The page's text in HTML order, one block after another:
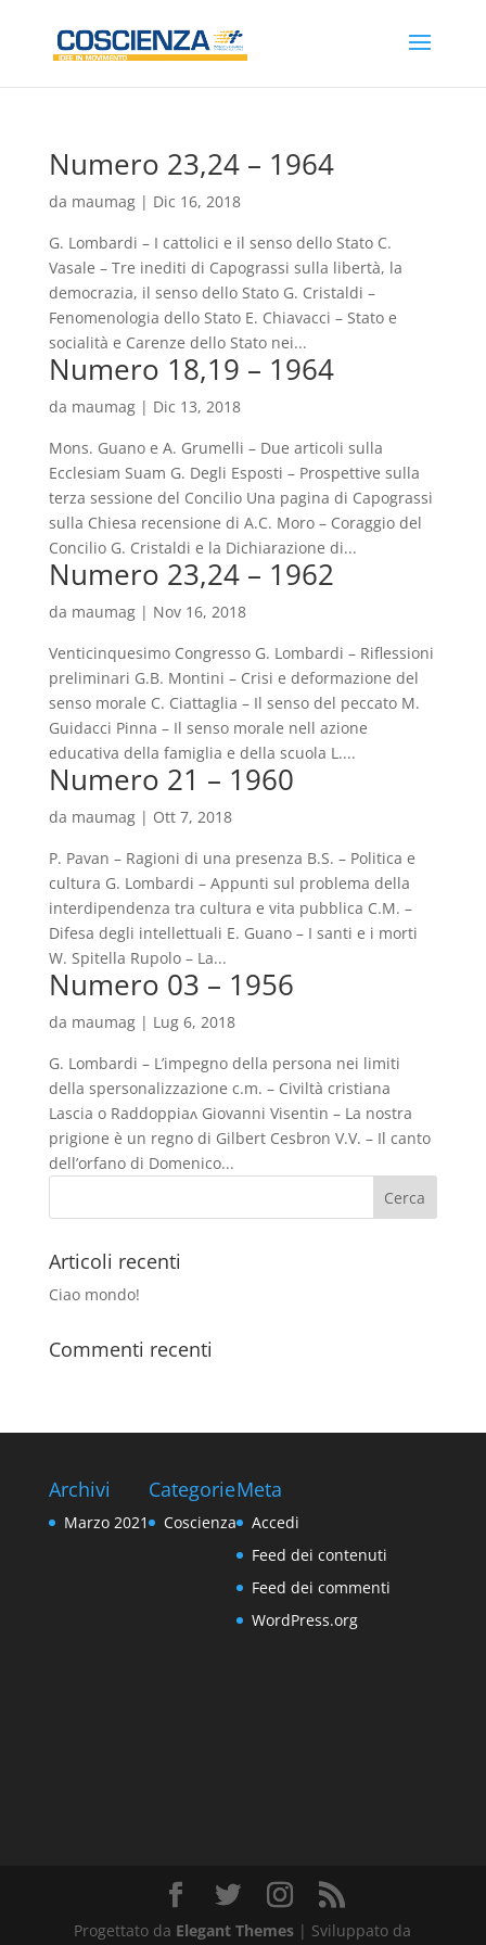
Numero 23,24 – 1964
da maumag| Dic 16, 2018
G. Lombardi – I cattolici e il senso dello Stato C.
Vasale – Tre inediti di Capograssi sulla libertà, la
democrazia, il senso dello Stato G. Cristaldi –
Fenomenologia dello Stato E. Chiavacci – Stato e
socialità e Carenze dello Stato nei...
Numero 18,19 – 1964
da maumag| Dic 13, 2018
Mons. Guano e A. Grumelli – Due articoli sulla
Ecclesiam Suam G. Degli Esposti – Prospettive sulla
terza sessione del Concilio Una pagina di Capograssi
sulla Chiesa recensione di A.C. Moro – Coraggio del
Concilio G. Cristaldi e la Dichiarazione di...
Numero 23,24 – 1962
da maumag| Nov 16, 2018
Venticinquesimo Congresso G. Lombardi – Riflessioni
preliminari G.B. Montini – Crisi e deformazione del
senso morale C. Ciattaglia – Il senso del peccato M.
Guidacci Pinna – Il senso morale nell azione
educativa della famiglia e della scuola L....
Numero 21 – 1960
da maumag| Ott 7, 2018
P. Pavan – Ragioni di una presenza B.S. – Politica e
cultura G. Lombardi – Appunti sul problema della
interdipendenza tra cultura e vita pubblica C.M. –
Difesa degli intellettuali E. Guano – I santi e i morti
W. Spitella Rupolo – La...
Numero 03 – 1956
da maumag| Lug 6, 2018
G. Lombardi – L’impegno della persona nei limiti
della spersonalizzazione c.m. – Civiltà cristiana
Lascia o Raddoppiaʌ Giovanni Visentin – La nostra
prigione è un regno di Gilbert Cesbron V.V. – Il canto
dell’orfano di Domenico...
Articoli recenti
Ciao mondo!
Commenti recenti
Archivi
Marzo 2021
Categorie
Coscienza
Meta
Accedi
Feed dei contenuti
Feed dei commenti
WordPress.org
Progettato da Elegant Themes | Sviluppato da